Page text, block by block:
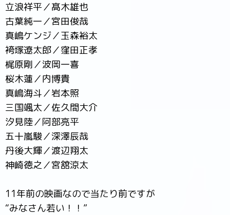
立浪祥平／髙木雄也
古葉純一／宮田俊哉
真嶋ケンジ／玉森裕太
袴塚遼太郎／窪田正孝
梶原剛／波岡一喜
桜木蓮／内博貴
真嶋海斗／岩本照
三国颯太／佐久間大介
汐見陸／阿部亮平
五十嵐駿／深澤辰哉
丹後大輝／渡辺翔太
神崎徳之／宮舘涼太
11年前の映画なので当たり前ですが
“みなさん若い！！”